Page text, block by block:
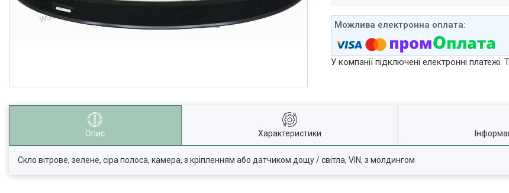
У компанії підключені електронні
Опис Характеристики
Скло вітрове, зелене, сіра полоса, камера, з кріпленням або датчиком дощу / світла, VIN, з молдингом